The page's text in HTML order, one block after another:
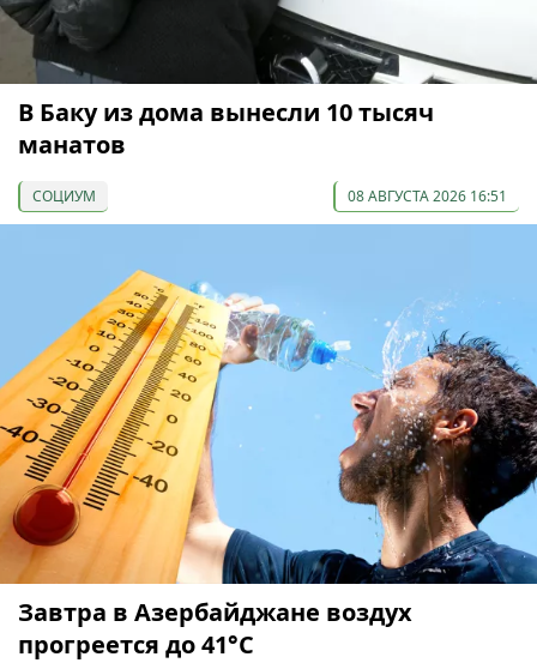
В Баку из дома вынесли 10 тысяч
манатов
СОЦИУМ 08 АВГУСТА 2026 16:51
Завтра в Азербайджане воздух
прогреется до 41°С